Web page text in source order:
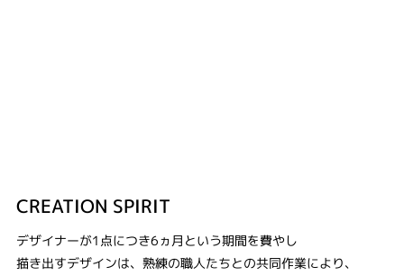
CREATION SPIRIT
デザイナーが1点につき6ヵ月という期間を費やし
描き出すデザインは、熟練の職人たちとの共同作業により、